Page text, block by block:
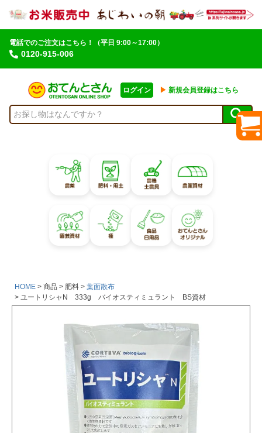
電話でのご注文はこちら！
0120-915-006
（平日 9:00～17:00）
ログイン ▶︎ 新規会員登録はこちら
HOME 商品 肥料
葉面散布
ユートリシャN 333g バイオスティミュラント BS資材